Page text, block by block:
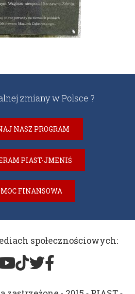
zmiany w Polsce ?
NASZ PROGRAM
PIAST-JMENIŚ
FINANSOWA
społecznościowych: